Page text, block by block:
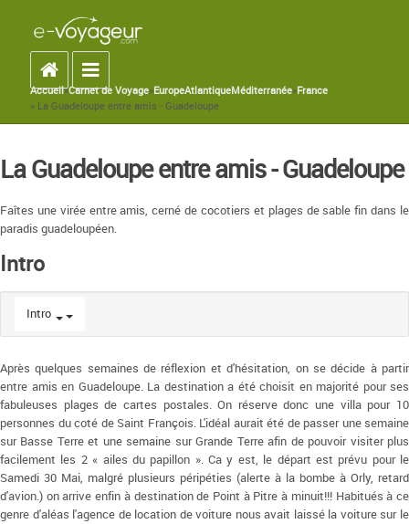
Accueil
Toggle navigation
You are here
Accueil»Carnet de Voyage»EuropeAtlantiqueMéditerranée»France
» La Guadeloupe entre amis - Guadeloupe
La Guadeloupe entre amis - Guadeloupe
Faîtes une virée entre amis, cerné de cocotiers et plages de sable fin dans le
paradis guadeloupéen.
Intro
Intro
Après quelques semaines de réflexion et d'hésitation, on se décide à partir
entre amis en Guadeloupe. La destination a été choisit en majorité pour ses
fabuleuses plages de cartes postales. On réserve donc une villa pour 10
personnes du coté de Saint François. L'idéal aurait été de passer une semaine
sur Basse Terre et une semaine sur Grande Terre afin de pouvoir visiter plus
facilement les 2 « ailes du papillon ». Ca y est, le départ est prévu pour le
Samedi 30 Mai, malgré plusieurs péripéties (alerte à la bombe à Orly, retard
d'avion.) on arrive enfin à destination de Point à Pitre à minuit!!! Habitués à ce
genre d'aléas l'agence de location de voiture nous avait laissé la voiture sur le